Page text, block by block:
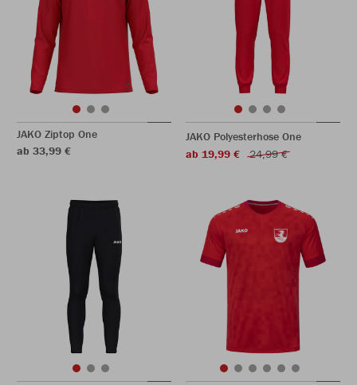
JAKO Ziptop One
ab 33,99 €
JAKO Polyesterhose One
ab 19,99 €
24,99 €